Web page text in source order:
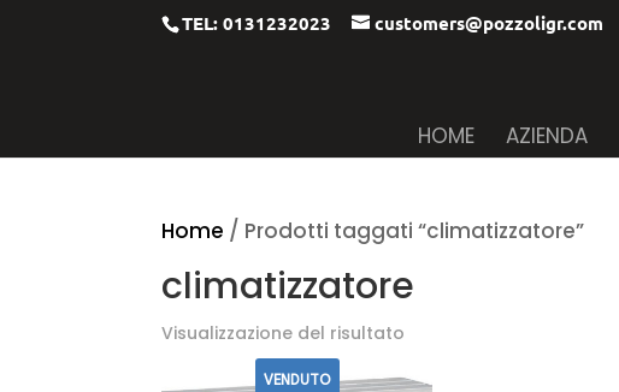
TEL: 0131232023 customers@pozzoligr.com
HOME AZIENDA
Home / Prodotti taggati “climatizzatore”
climatizzatore
Visualizzazione del risultato
VENDUTO